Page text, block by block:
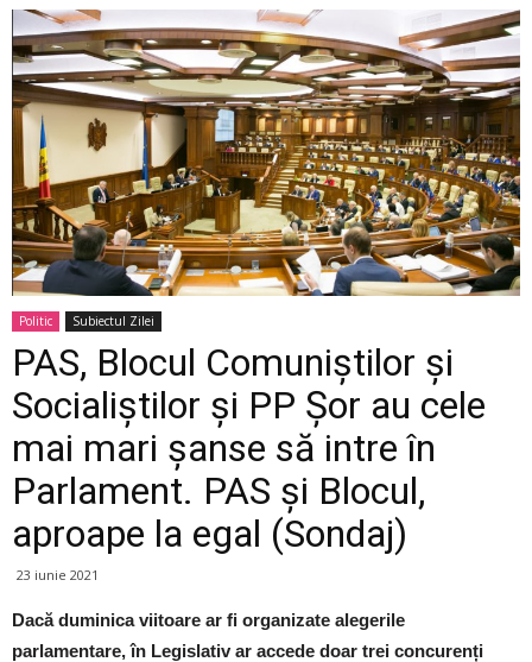
Politic Subiectul Zilei
PAS, Blocul Comuniștilor și
Socialiștilor și PP Șor au cele
mai mari șanse să intre în
Parlament. PAS și Blocul,
aproape la egal (Sondaj)
23 iunie 2021
Dacă duminica viitoare ar fi organizate alegerile
parlamentare, în Legislativ ar accede doar trei concurenți